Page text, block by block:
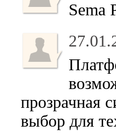
Sema
прозрачная
выбор для